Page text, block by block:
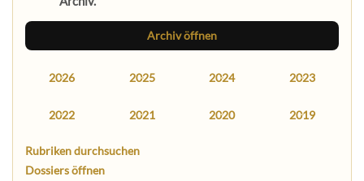
Archiv öffnen
2026 2025 2024 2023
2022 2021 2020 2019
Rubriken durchsuchen
Dossiers öffnen